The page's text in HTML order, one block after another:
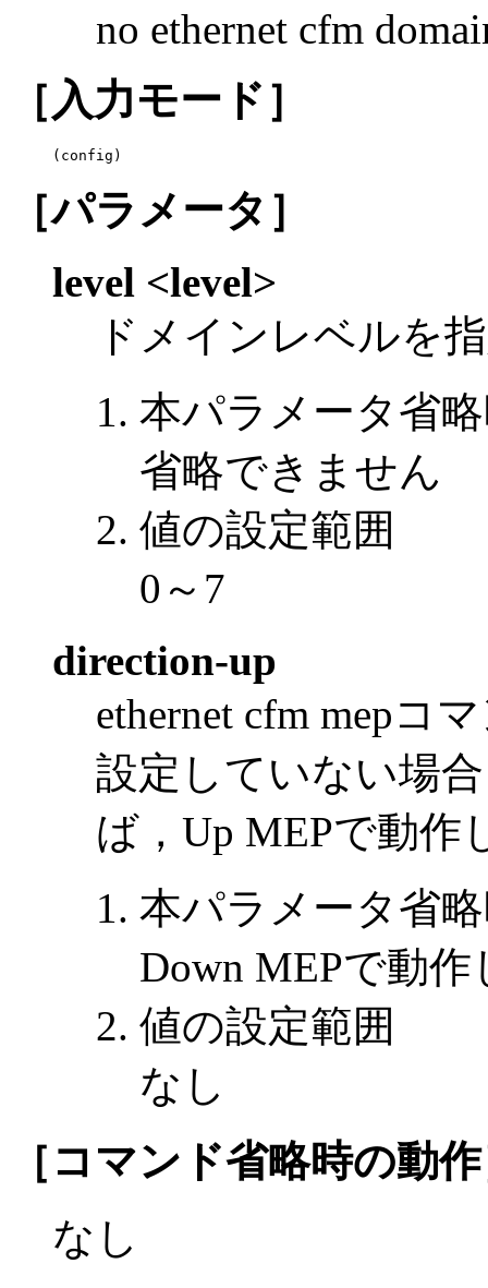
no ethernet cfm
［入力モード］
(config)
［パラメータ］
level <level>
ドメインレベルを
本パラメータ省
省略できません
値の設定範囲
0～7
direction-up
ethernet cfm mepコ
設定していない場
ば，Up MEPで動作
本パラメータ省
Down MEPで動
値の設定範囲
なし
［コマンド省略時の動
なし